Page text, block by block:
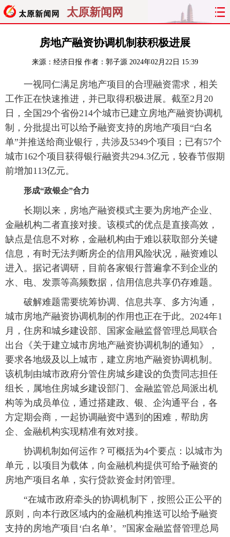
太原新闻网
聚焦 太原
经济 关注 文明 出行
纵横 曝光 综合 专题
旅游 理财 政务 教育
看天下 晋月读 最太原 网罗民生
太原日报
房地产融资协调机制获积极进展
来源： 经济日报 作者：郭子源 2024年02月22日 15:39
一视同仁满足房地产项目的合理融资需求，相关
工作正在快速推进，并已取得积极进展。截至2月20
日，全国29个省份214个城市已建立房地产融资协调机
制，分批提出可以给予融资支持的房地产项目“白名
单”并推送给商业银行，共涉及5349个项目；已有57个
城市162个项目获得银行融资共294.3亿元，较春节假期
前增加113亿元。
形成“政银企”合力
长期以来，房地产融资模式主要为房地产企业、
金融机构二者直接对接。该模式的优点是直接高效，
缺点是信息不对称，金融机构由于难以获取部分关键
信息，有时无法判断房企的信用风险状况，融资难以
进入。据记者调研，目前各家银行普遍拿不到企业的
水、电、发票等高频数据，信用信息共享仍存难题。
破解难题需要统筹协调、信息共享、多方沟通，
城市房地产融资协调机制的作用也正在于此。2024年1
月，住房和城乡建设部、国家金融监督管理总局联合
出台《关于建立城市房地产融资协调机制的通知》，
要求各地级及以上城市，建立房地产融资协调机制。
该机制由城市政府分管住房城乡建设的负责同志担任
组长，属地住房城乡建设部门、金融监管总局派出机
构等为成员单位，通过搭建政、银、企沟通平台，各
方定期会商，一起协调融资中遇到的困难，帮助房
企、金融机构实现精准有效对接。
协调机制如何运作？可概括为4个要点：以城市为
单元，以项目为载体，向金融机构提供可给予融资的
房地产项目名单，实行贷款资金封闭管理。
“在城市政府牵头的协调机制下，按照公正公平的
原则，向本行政区域内的金融机构推送可以给予融资
支持的房地产项目‘白名单’。”国家金融监督管理总局